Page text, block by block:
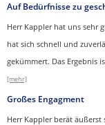
Auf Bedürfnisse zu
Herr Kappler hat uns sehr
hat sich schnell und
gekümmert. Das Ergebnis
[mehr]
Großes Engagment
Herr Kappler berät